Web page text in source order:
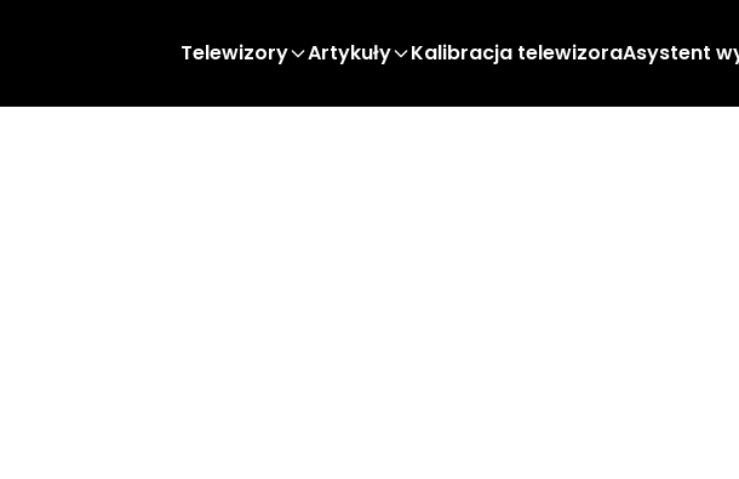
Telewizory Artykuły Kalibracja telewizoraAsystent